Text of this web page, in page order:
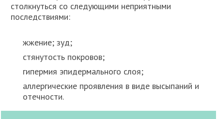
столкнуться со следующими неприятными
последствиями:
жжение; зуд;
стянутость покровов;
гипермия эпидермального слоя;
аллергические проявления в виде высыпаний и
отечности.